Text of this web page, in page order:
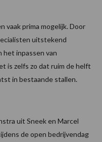
vaak prima mogelijk. Door
uitstekend
het inpassen van
is zelfs zo dat ruim de helft
in bestaande stallen.
uit Sneek en Marcel
de open bedrijvendag